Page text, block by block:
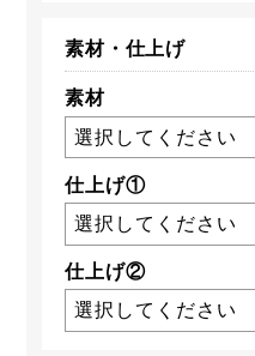
素材・ 仕上げ
素材
選択してください
仕上げ①
選択してください
仕上げ②
選択してください